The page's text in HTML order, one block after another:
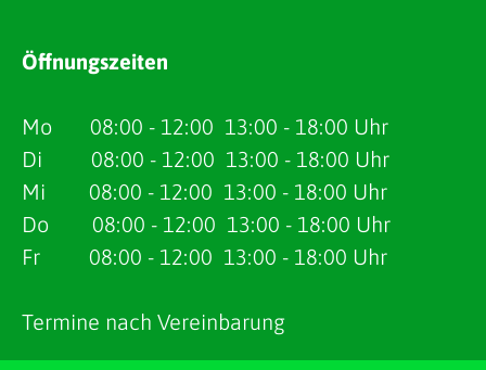
Öffnungszeiten
Mo 08:00 - 12:00 13:00 - 18:00 Uhr
Di 08:00 - 12:00 13:00 - 18:00 Uhr
Mi 08:00 - 12:00 13:00 - 18:00 Uhr
Do 08:00 - 12:00 13:00 - 18:00 Uhr
Fr 08:00 - 12:00 13:00 - 18:00 Uhr
Termine nach Vereinbarung